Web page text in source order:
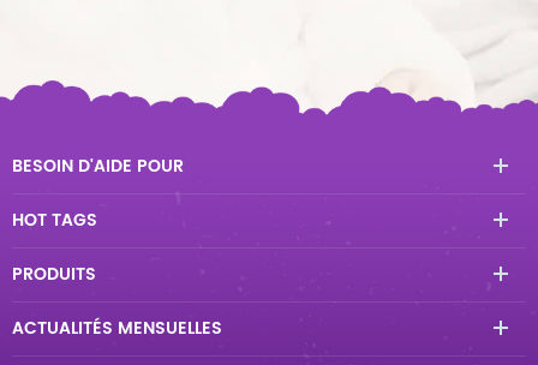
BESOIN D'AIDE POUR
HOT TAGS
PRODUITS
ACTUALITÉS MENSUELLES